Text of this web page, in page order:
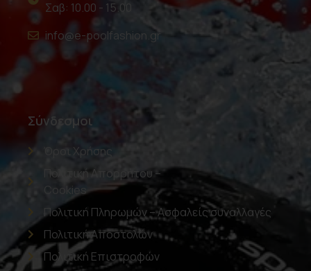
Σαβ: 10.00 - 15.00
info@e-poolfashion.gr
Σύνδεσμοι
Όροι Χρήσης
Πολιτική Απορρήτου –
Cookies
Πολιτική Πληρωμών – Ασφαλείς συναλλαγές
Πολιτική Αποστολών
Πολιτική Επιστροφών